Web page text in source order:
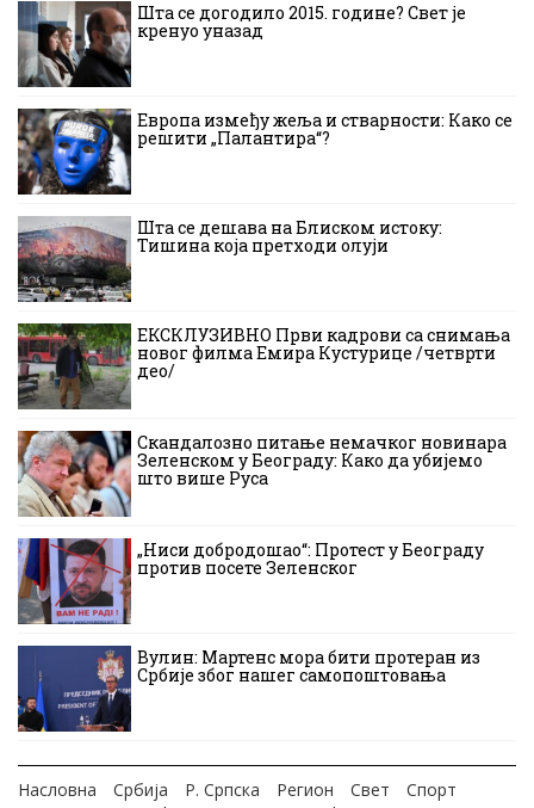
Шта се догодило 2015. године? Свет је
кренуо уназад
Европа између жеља и стварности: Како се
решити „Палантира“?
Шта се дешава на Блиском истоку:
Тишина која претходи олуји
ЕКСКЛУЗИВНО Први кадрови са снимања
новог филма Емира Кустурице /четврти
део/
Скандалозно питање немачког новинара
Зеленском у Београду: Како да убијемо
што више Руса
„Ниси добродошао“: Протест у Београду
против посете Зеленског
Вулин: Мартенс мора бити протеран из
Србије због нашег самопоштовања
Насловна Србија Р. Српска Регион Свет
Спорт